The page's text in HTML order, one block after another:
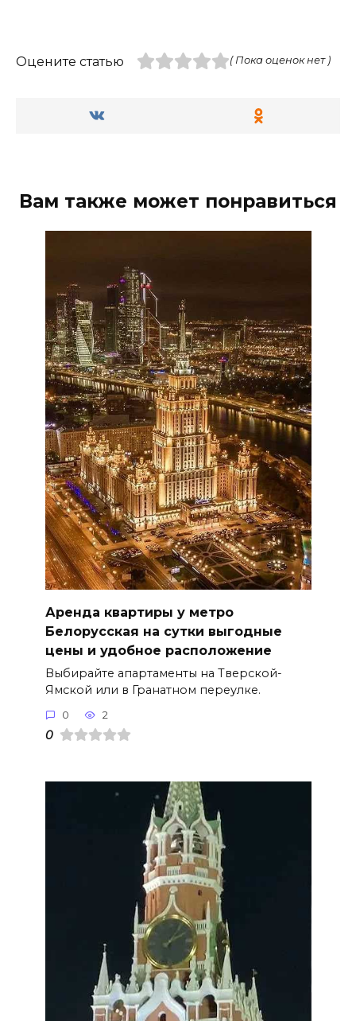
Оцените статью ( Пока оценок нет )
Вам также может понравиться
Аренда квартиры у метро
Белорусская на сутки выгодные
цены и удобное расположение
Выбирайте апартаменты на Тверской-
Ямской или в Гранатном переулке.
0 2
0